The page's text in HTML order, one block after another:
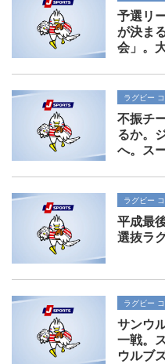
予選リ
が決ま
会」。
ラグビー
不振チ
るか。
へ。ス
ラグビー
平成最
選抜ラ
ラグビー
サンウ
一戦。
ウルブ